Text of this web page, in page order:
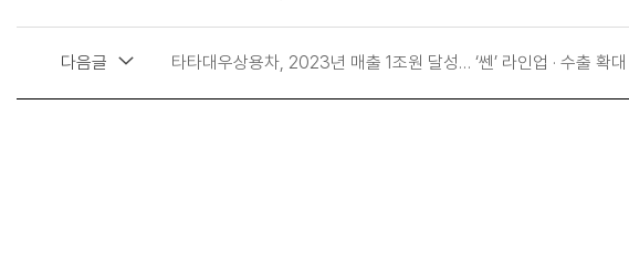
다음글 타타대우상용차, 2023년 매출 1조원 달성… ‘쎈’ 라인업 · 수출 확